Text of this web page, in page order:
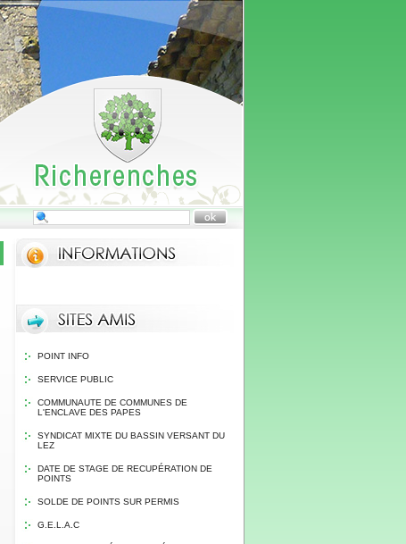
POINT INFO
SERVICE PUBLIC
COMMUNAUTE DE COMMUNES DE
L'ENCLAVE DES PAPES
SYNDICAT MIXTE DU BASSIN VERSANT DU
LEZ
DATE DE STAGE DE RECUPÉRATION DE
POINTS
SOLDE DE POINTS SUR PERMIS
G.E.L.A.C